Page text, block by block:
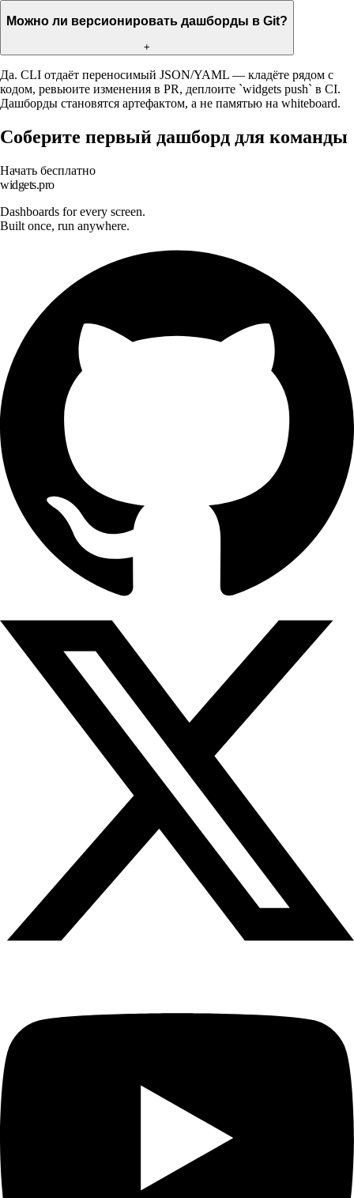
Можно ли версионировать дашборды в Git?
+
Да. CLI отдаёт переносимый JSON/YAML — кладёте рядом с
кодом, ревьюите изменения в PR, деплоите `widgets push` в CI.
Дашборды становятся артефактом, а не памятью на whiteboard.
Соберите первый дашборд для команды
Начать бесплатно
widgets.pro
Dashboards for every screen.
Built once, run anywhere.